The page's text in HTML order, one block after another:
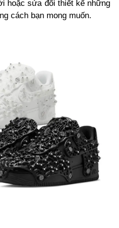
hoặc sửa đổi thiết kế những
cách bạn mong muốn.